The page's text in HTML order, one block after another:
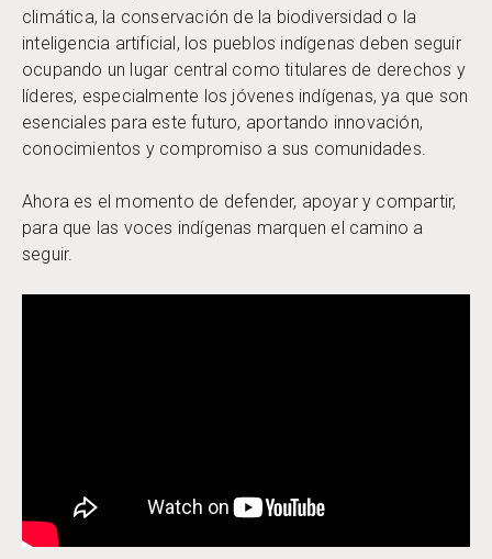
climática, la conservación de la biodiversidad o la
inteligencia artificial, los pueblos indígenas deben seguir
ocupando un lugar central como titulares de derechos y
líderes, especialmente los jóvenes indígenas, ya que son
esenciales para este futuro, aportando innovación,
conocimientos y compromiso a sus comunidades.
Ahora es el momento de defender, apoyar y compartir,
para que las voces indígenas marquen el camino a
seguir.